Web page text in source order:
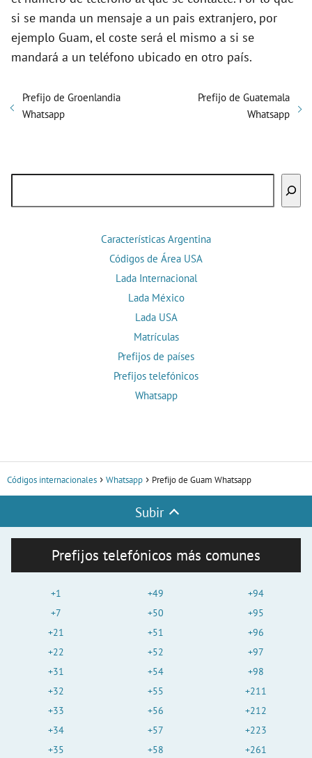
si se manda un mensaje a un pais extranjero, por
ejemplo Guam, el coste será el mismo a si se
mandará a un teléfono ubicado en otro país.
Prefijo de Groenlandia
Whatsapp
Prefijo de Guatemala
Whatsapp
Características Argentina
Códigos de Área USA
Lada Internacional
Lada México
Lada USA
Matrículas
Prefijos de países
Prefijos telefónicos
Whatsapp
Códigos internacionales Whatsapp Prefijo de Guam Whatsapp
Subir
Prefijos telefónicos más comunes
+1
+7
+21
+22
+31
+32
+33
+34
+35
+49
+50
+51
+52
+54
+55
+56
+57
+58
+94
+95
+96
+97
+98
+211
+212
+223
+261